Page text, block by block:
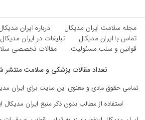
مجله سلامت ایران مدیکال
درباره ایران
تماس با ایران مدیکال
تبلیغات در ایران مدیکال
قوانین و سلب مسئولیت
مقالات تخصصی
تعداد مقالات پزشکی و سلامت منتشر شده
تمامی حقوق مادی و معنوی این سایت برای ایران
استفاده از مطالب بدون ذکر منبع ایران مدیکال